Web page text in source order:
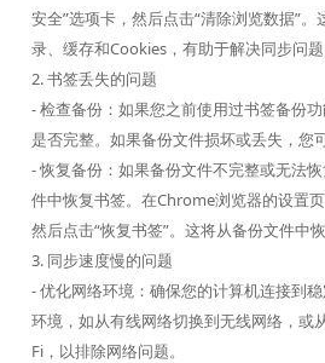
安全”选项卡，然后点击“清除浏览数据”
录、缓存和Cookies，有助于解决同步问题
2. 书签丢失的问题
- 检查备份：如果您之前使用过书签备份
是否完整。如果备份文件损坏或丢失，您
- 恢复备份：如果备份文件不完整或无法
件中恢复书签。在Chrome浏览器的设置
然后点击“恢复书签”。这将从备份文件中
3. 同步速度慢的问题
- 优化网络环境：确保您的计算机连接到
环境，如从有线网络切换到无线网络，或
Fi，以排除网络问题。